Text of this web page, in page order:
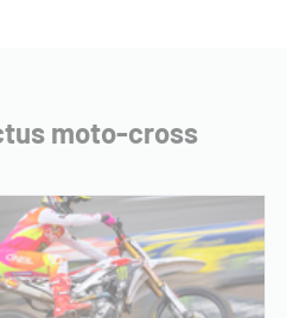
moto-cross